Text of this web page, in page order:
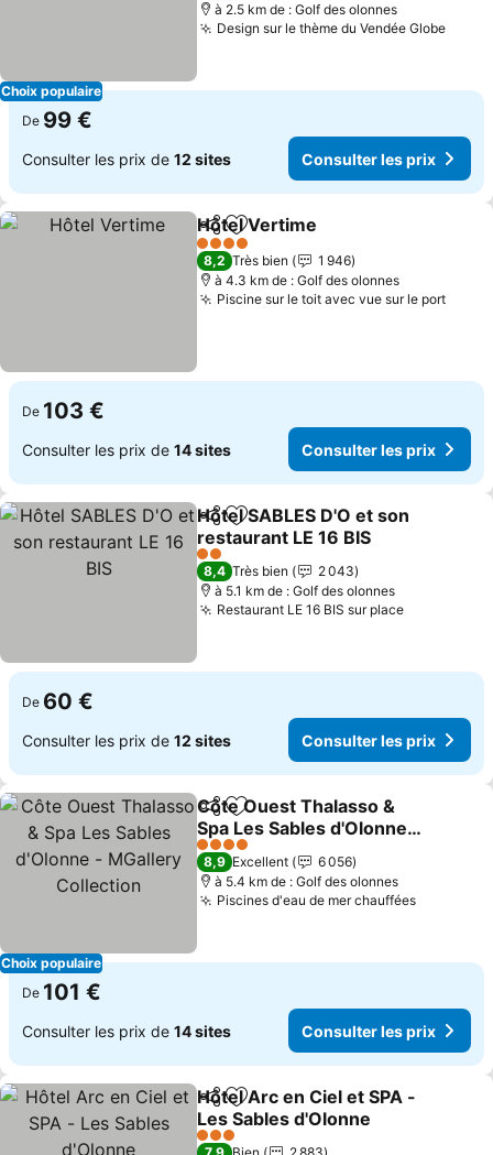
Choix populaire
à 2.5 km de : Golf des olonnes
Design sur le thème du Vendée Globe
De 99 €
Consulter les prix de 12 sites Consulter les prix
PartagerAjouter à mes favoris
Hôtel Vertime
4 Étoiles
8,2 Très bien
1 946
à 4.3 km de : Golf des olonnes
Piscine sur le toit avec vue sur le port
De 103 €
Consulter les prix de 14 sites Consulter les prix
PartagerAjouter à mes favoris
Hôtel SABLES D'O et son
restaurant LE 16 BIS
2 Étoiles
8,4 Très bien
2 043
à 5.1 km de : Golf des olonnes
Restaurant LE 16 BIS sur place
De 60 €
Consulter les prix de 12 sites Consulter les prix
Choix populaire
PartagerAjouter à mes favoris
Côte Ouest Thalasso &
Spa Les Sables d'Olonne -
MGallery Collection
4 Étoiles
8,9 Excellent
6 056
à 5.4 km de : Golf des olonnes
Piscines d'eau de mer chauffées
De 101 €
Consulter les prix de 14 sites Consulter les prix
PartagerAjouter à mes favoris
Hôtel Arc en Ciel et SPA -
Les Sables d'Olonne
3 Étoiles